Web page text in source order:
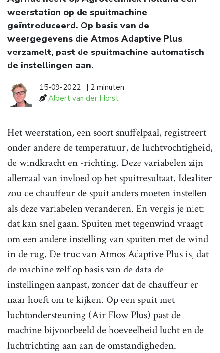
weerstation op de spuitmachine
geïntroduceerd. Op basis van de
weergegevens die Atmos Adaptive Plus
verzamelt, past de spuitmachine automatisch
de instellingen aan.
15-09-2022
| 2 minuten
Albert van der Horst
Het weerstation, een soort snuffelpaal, registreert
onder andere de temperatuur, de luchtvochtigheid,
de windkracht en -richting. Deze variabelen zijn
allemaal van invloed op het spuitresultaat. Idealiter
zou de chauffeur de spuit anders moeten instellen
als deze variabelen veranderen. En vergis je niet:
dat kan snel gaan. Spuiten met tegenwind vraagt
om een andere instelling van spuiten met de wind
in de rug. De truc van Atmos Adaptive Plus is, dat
de machine zelf op basis van de data de
instellingen aanpast, zonder dat de chauffeur er
naar hoeft om te kijken. Op een spuit met
luchtondersteuning (Air Flow Plus) past de
machine bijvoorbeeld de hoeveelheid lucht en de
luchtrichting aan aan de omstandigheden.